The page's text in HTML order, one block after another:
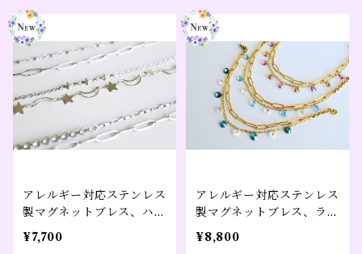
アレルギー対応ステンレス
製マグネットブレス、ハー
ト、星月、クロス【fancy
chain】シルバーカラー
¥7,700
アレルギー対応ステンレス
製マグネットブレス、ライ
トブルー、ブルー、ピンク
【shimmer drops】ゴー
¥8,800